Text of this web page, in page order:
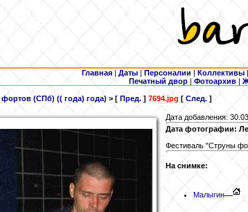
Главная | Даты | Персоналии | Коллективы |
Печатный двор | Фотоархив |
(СПб) (( года) года) > [ Пред. ] 7694.jpg [ След. ]
Дата добавления:
Дата фотографии:
Фестиваль "Струны
На снимке:
Малыгин